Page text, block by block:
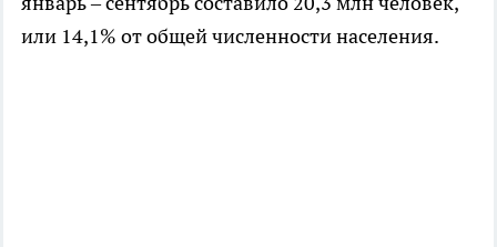
или 14,1% от общей численности населения.